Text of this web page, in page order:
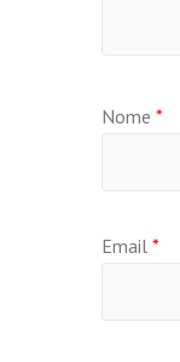
Nome *
Email *